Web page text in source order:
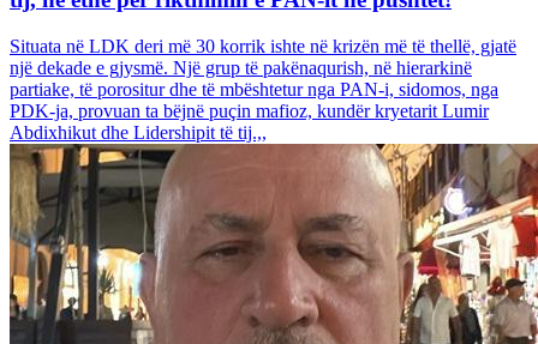
Situata në LDK deri më 30 korrik ishte në krizën më të thellë, gjatë
një dekade e gjysmë. Një grup të pakënaqurish, në hierarkinë
partiake, të porositur dhe të mbështetur nga PAN-i, sidomos, nga
PDK-ja, provuan ta bëjnë puçin mafioz, kundër kryetarit Lumir
Abdixhikut dhe Lidershipit të tij.,,